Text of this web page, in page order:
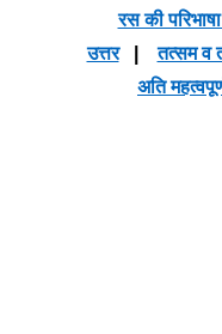
रस की
उत्तर|तत्सम व
अति